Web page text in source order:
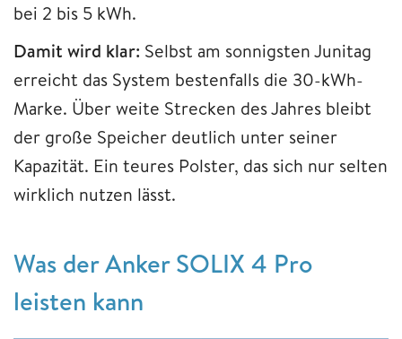
bei 2 bis 5 kWh.
Damit wird klar: Selbst am sonnigsten Junitag
erreicht das System bestenfalls die 30-kWh-
Marke. Über weite Strecken des Jahres bleibt
der große Speicher deutlich unter seiner
Kapazität. Ein teures Polster, das sich nur selten
wirklich nutzen lässt.
Was der Anker SOLIX 4 Pro
leisten kann